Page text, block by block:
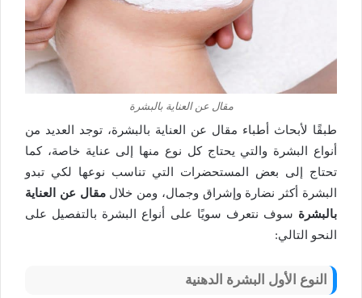
مقال عن العناية بالبشرة
طبقًا لأبحاث أطباء مقال عن العناية بالبشرة، توجد العديد من
أنواع البشرة والتي يحتاج كل نوع منها إلى عناية خاصة، كما
تحتاج إلى بعض المستحضرات التي تناسب نوعها لكي تبدو
البشرة أكثر نضارة وإشراق وجمال، ومن خلالمقال عن العناية
بالبشرة سوف نتعرف سويًا على أنواع البشرة بالتفصيل على
النحو التالي:
النوع الأول البشرة الدهنية